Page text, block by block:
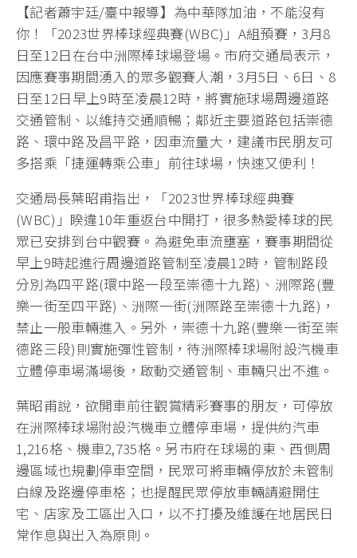
【記者蕭宇廷/臺中報導】為中華隊加油，不能沒有
你！「2023世界棒球經典賽(WBC)」A組預賽，3月8
日至12日在台中洲際棒球場登場。市府交通局表示，
因應賽事期間湧入的眾多觀賽人潮，3月5日、6日、8
日至12日早上9時至凌晨12時，將實施球場周邊道路
交通管制、以維持交通順暢；鄰近主要道路包括崇德
路、環中路及昌平路，因車流量大，建議市民朋友可
多搭乘「捷運轉乘公車」前往球場，快速又便利！
交通局長葉昭甫指出，「2023世界棒球經典賽
(WBC)」睽違10年重返台中開打，很多熱愛棒球的民
眾已安排到台中觀賽。為避免車流壅塞，賽事期間從
早上9時起進行周邊道路管制至凌晨12時，管制路段
分別為四平路(環中路一段至崇德十九路)、洲際路(豐
樂一街至四平路)、洲際一街(洲際路至崇德十九路)，
禁止一般車輛進入。另外，崇德十九路(豐樂一街至崇
德路三段)則實施彈性管制，待洲際棒球場附設汽機車
立體停車場滿場後，啟動交通管制、車輛只出不進。
葉昭甫說，欲開車前往觀賞精彩賽事的朋友，可停放
在洲際棒球場附設汽機車立體停車場，提供約汽車
1,216格、機車2,735格。另市府在球場的東、西側周
邊區域也規劃停車空間，民眾可將車輛停放於未管制
白線及路邊停車格；也提醒民眾停放車輛請避開住
宅、店家及工區出入口，以不打擾及維護在地居民日
常作息與出入為原則。